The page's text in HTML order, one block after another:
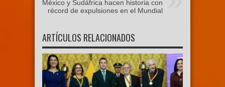
México y Sudáfrica hacen historia con
récord de expulsiones en el Mundial
ARTÍCULOS RELACIONADOS